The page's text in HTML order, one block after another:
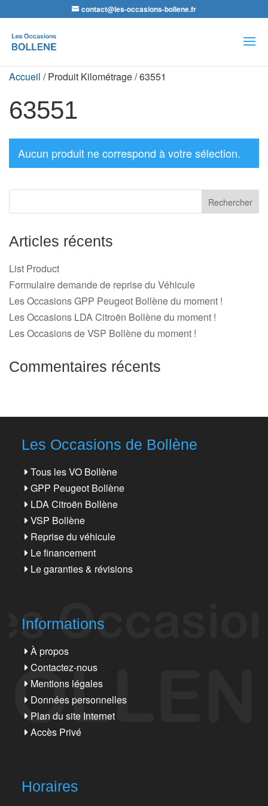
contact@les-occasions-bollene.fr
de
produits
Accueil / Produit Kilométrage / 63551
63551
Aucun produit ne correspond à votre sélection.
Articles récents
List Product
Formulaire demande de reprise du Véhicule
Les Occasions GPP Peugeot Bollène du moment !
Les Occasions LDA Citroën Bollène du moment !
Les Occasions de VSP Bollène du moment !
Commentaires récents
Les Occasions de Bollène
Tous les VO Bollène
GPP Peugeot Bollène
LDA Citroën Bollène
VSP Bollène
Reprise du véhicule
Le financement
Le garanties & révisions
Informations
À propos
Contactez-nous
Mentions légales
Données personnelles
Plan du site Internet
Accès Privé
Horaires